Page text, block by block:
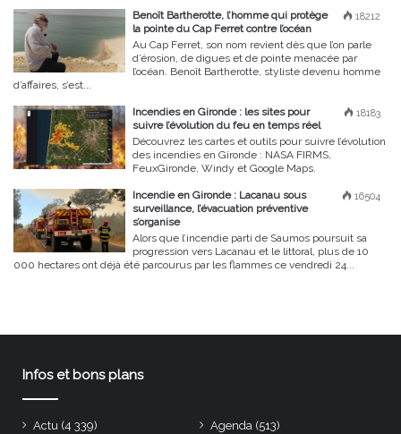
18212
Benoît Bartherotte, l’homme qui protège
la pointe du Cap Ferret contre l’océan
Au Cap Ferret, son nom revient dès que l’on parle
d’érosion, de digues et de pointe menacée par
l’océan. Benoît Bartherotte, styliste devenu homme
d’affaires, s’est...
18183
Incendies en Gironde : les sites pour
suivre l’évolution du feu en temps réel
Découvrez les cartes et outils pour suivre l’évolution
des incendies en Gironde : NASA FIRMS,
FeuxGironde, Windy et Google Maps.
16504
Incendie en Gironde : Lacanau sous
surveillance, l’évacuation préventive
s’organise
Alors que l’incendie parti de Saumos poursuit sa
progression vers Lacanau et le littoral, plus de 10
000 hectares ont déjà été parcourus par les flammes ce vendredi 24...
Infos et bons plans
Actu (4 339) Agenda (513)